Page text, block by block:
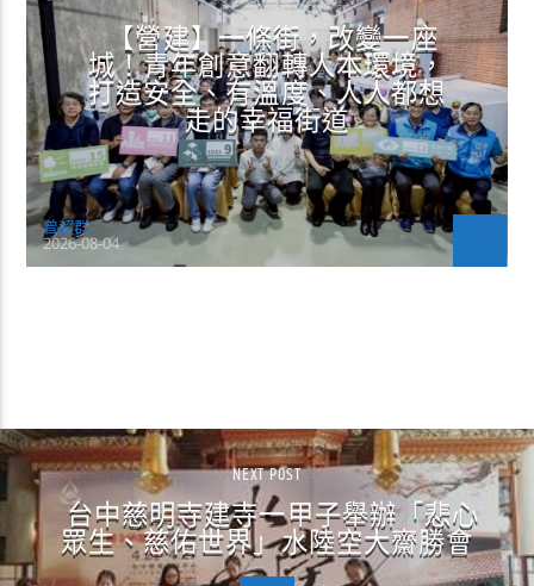
【營建】一條街，改變一座
城！青年創意翻轉人本環境，
打造安全、有溫度、人人都想
走的幸福街道
曾超群
2026-08-04
NEXT POST
台中慈明寺建寺一甲子舉辦「悲心
眾生、慈佑世界」水陸空大齋勝會